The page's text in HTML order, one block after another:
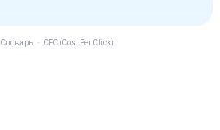
Словарь - CPC (Cost Per Click)